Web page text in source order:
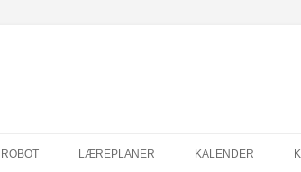
til
ROBOT LÆREPLANER KALENDER